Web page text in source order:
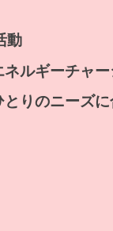
動
ルギーチャー
とりのニーズ